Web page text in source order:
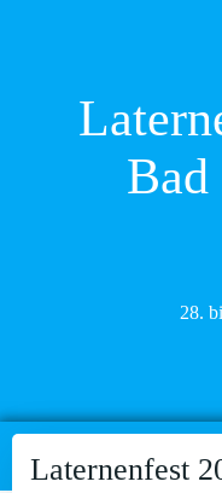
Bad
28.
Laternenfest